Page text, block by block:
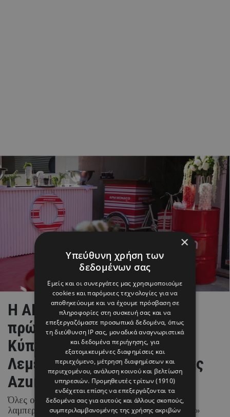
Η APM Monaco ανοίξε το
πρώτο της boutique στην
Κύπρο, στην καρδιά της
Λεμεσού μέσω της εταιρείας
Azure
Όλες οι πληροφορίες για τα εγκαίνια και τους
λαμπερούς καλεσμένους που έδωσαν το «παρών»
×
Υπεύθυνη χρήση των
δεδομένων σας
Εμείς και οι συνεργάτες μας χρησιμοποιούμε
cookies και παρόμοιες τεχνολογίες για να
αποθηκεύουμε και να έχουμε πρόσβαση σε
πληροφορίες στη συσκευή σας και να
επεξεργαζόμαστε προσωπικά δεδομένα, όπως
τη διεύθυνση IP σας, μοναδικά αναγνωριστικά
και δεδομένα περιήγησης, για
εξατομικευμένες διαφημίσεις και
περιεχόμενο, μέτρηση διαφημίσεων και
περιεχομένου, ανάλυση κοινού και βελτίωση
υπηρεσιών. Προμηθευτές τρίτων (1910)
ενδέχεται επίσης να επεξεργάζονται τα
δεδομένα σας για αυτούς και άλλους σκοπούς,
συμπεριλαμβανομένης της χρήσης ακριβών